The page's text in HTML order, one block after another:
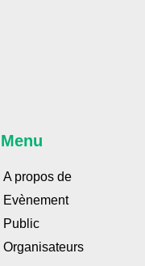
Menu
A propos de
Evènement
Public
Organisateurs